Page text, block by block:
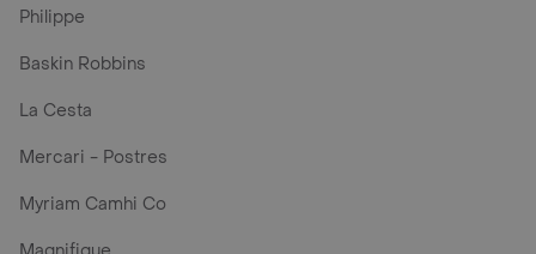
Philippe
Baskin Robbins
La Cesta
Mercari - Postres
Myriam Camhi Co